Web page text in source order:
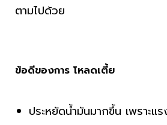
ตามไปด้วย
ข้อดีของการ โหลดเตี้ย
ประหยัดน้ำมันมากขึ้น เพราะแ